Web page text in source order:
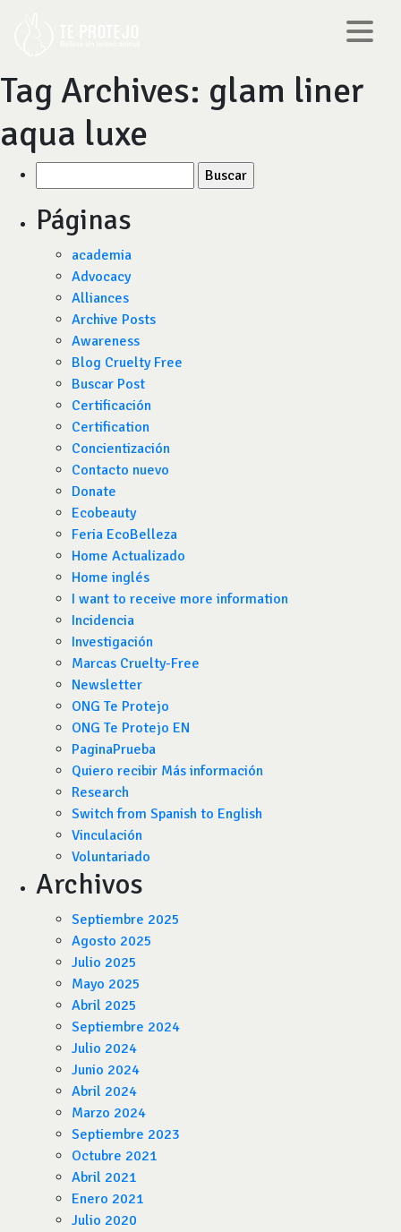
Tag Archives: glam liner
aqua luxe
por:
Páginas
academia
Advocacy
Alliances
Archive Posts
Awareness
Blog Cruelty Free
Buscar Post
Certificación
Certification
Concientización
Contacto nuevo
Donate
Ecobeauty
Feria EcoBelleza
Home Actualizado
Home inglés
I want to receive more information
Incidencia
Investigación
Marcas Cruelty-Free
Newsletter
ONG Te Protejo
ONG Te Protejo EN
PaginaPrueba
Quiero recibir Más información
Research
Switch from Spanish to English
Vinculación
Voluntariado
Archivos
Septiembre 2025
Agosto 2025
Julio 2025
Mayo 2025
Abril 2025
Septiembre 2024
Julio 2024
Junio 2024
Abril 2024
Marzo 2024
Septiembre 2023
Octubre 2021
Abril 2021
Enero 2021
Julio 2020